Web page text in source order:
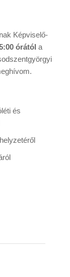
Képviselő-
órától a
és